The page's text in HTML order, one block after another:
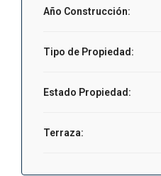
Año Construcción:
Tipo de Propiedad:
Estado Propiedad:
Terraza: